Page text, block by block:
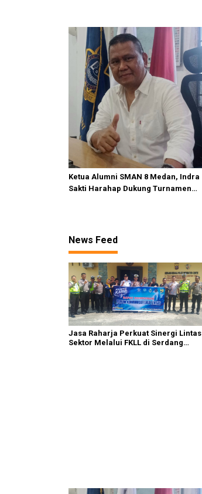
Ketua Alumni SMAN 8 Medan, Indra
Sakti Harahap Dukung Turnamen
News Feed
Jasa Raharja Perkuat Sinergi Lintas
Sektor Melalui FKLL di Serdang